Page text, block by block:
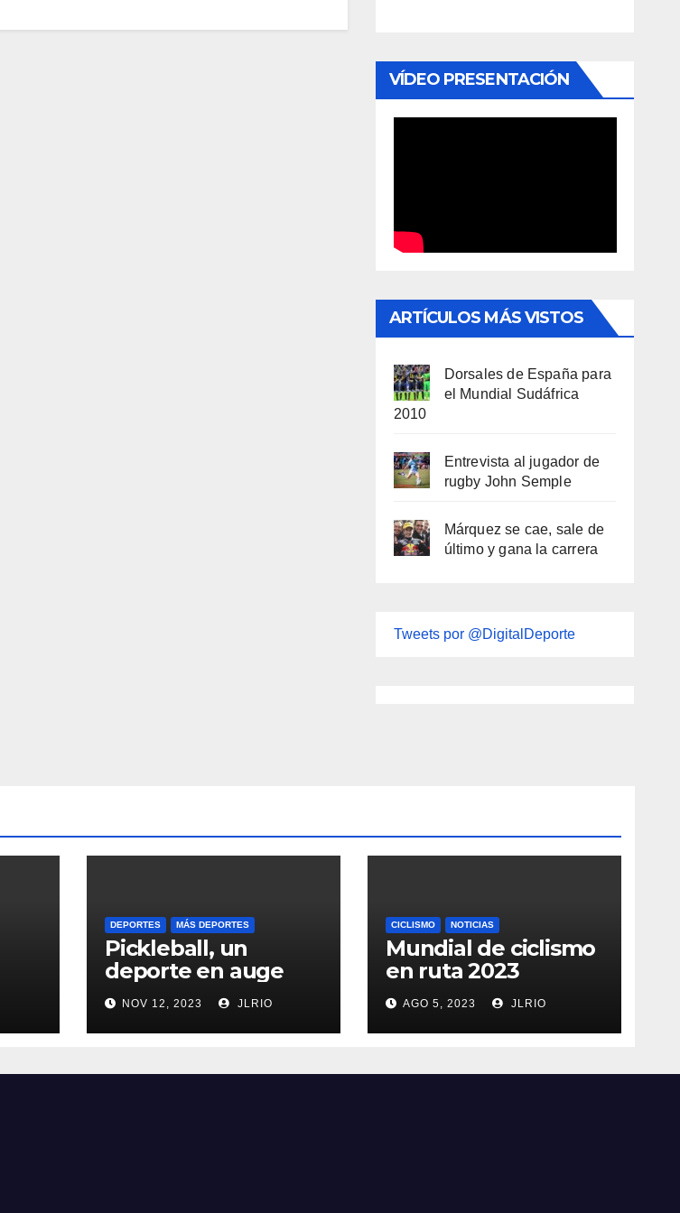
VÍDEO PRESENTACIÓN
ARTÍCULOS MÁS VISTOS
Dorsales de España para
el Mundial Sudáfrica
2010
Entrevista al jugador de
rugby John Semple
Márquez se cae, sale de
último y gana la carrera
Tweets por @DigitalDeporte
DEPORTES MÁS DEPORTES
Pickleball, un
deporte en auge
NOV 12, 2023 JLRIO
CICLISMO NOTICIAS
Mundial de ciclismo
en ruta 2023
AGO 5, 2023 JLRIO